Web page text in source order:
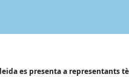
es presenta a representants